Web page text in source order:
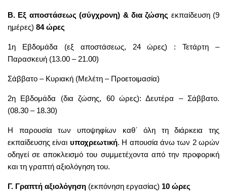
Β. Εξ αποστάσεως (σύγχρονη) & δια ζώσης εκπαίδευση (9
ημέρες) 84 ώρες
1η Εβδομάδα (εξ αποστάσεως, 24 ώρες) : Τετάρτη –
Παρασκευή (13.00 – 21.00)
Σάββατο – Κυριακή (Μελέτη – Προετοιμασία)
2η Εβδομάδα (δια ζώσης, 60 ώρες): Δευτέρα – Σάββατο.
(08.30 – 18.30)
Η παρουσία των υποψηφίων καθ΄ όλη τη διάρκεια της
εκπαίδευσης είναι υποχρεωτική. Η απουσία άνω των 2 ωρών
οδηγεί σε αποκλεισμό του συμμετέχοντα από την προφορική
και τη γραπτή αξιολόγηση του.
Γ. Γραπτή αξιολόγηση (εκπόνηση εργασίας) 10 ώρες